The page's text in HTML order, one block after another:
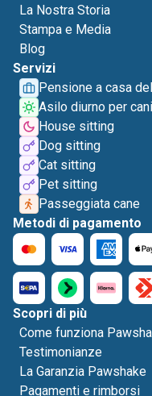
La Nostra Storia
Stampa e Media
Blog
Servizi
Pensione a casa
Asilo diurno per cani
House sitting
Dog sitting
Cat sitting
Pet sitting
Passeggiata cane
Metodi di pagamento
Scopri di più
Come funziona
Testimonianze
La Garanzia Pawshake
Pagamenti e rimborsi